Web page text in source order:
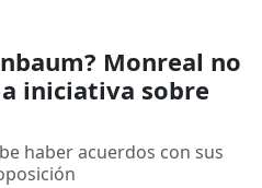
Monreal no
iniciativa sobre
haber acuerdos con sus